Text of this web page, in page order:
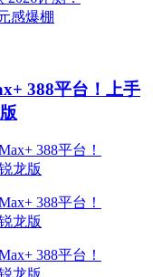
388平台！上手